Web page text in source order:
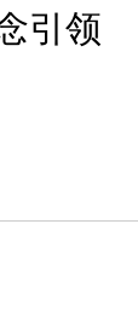
引领